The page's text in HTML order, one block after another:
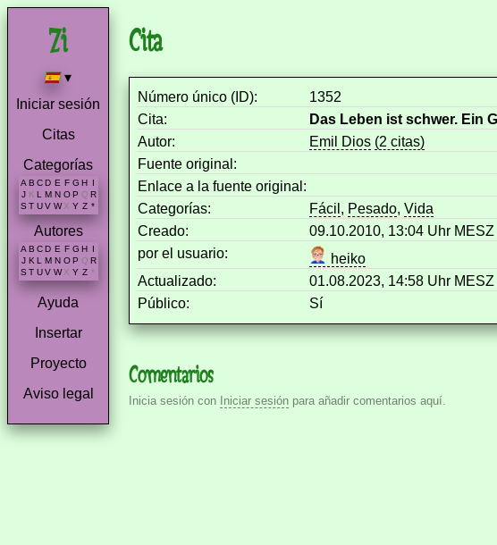
▾
Iniciar sesión
Citas
Categorías
A B C D E F G H I
J K L M N O P Q R
S T U V W X Y Z *
Autores
A B C D E F G H
J K L M N O P Q R
S T U V W X Y Z *
Ayuda
Insertar
Proyecto
Aviso legal
Cita
Número único (ID):
1352
Cita:
Das Leben ist schwer. Ein
Autor:
Emil Dios (2 citas)
Fuente original:
Enlace a la fuente original:
Categorías:
Fácil , Pesado, Vida
Creado:
09.10.2010, 13:04 Uhr MESZ
por el usuario:
heiko
Actualizado:
01.08.2023, 14:58 Uhr MESZ
Público:
Sí
Comentarios
Inicia sesión con Iniciar sesión para añadir comentarios aquí.